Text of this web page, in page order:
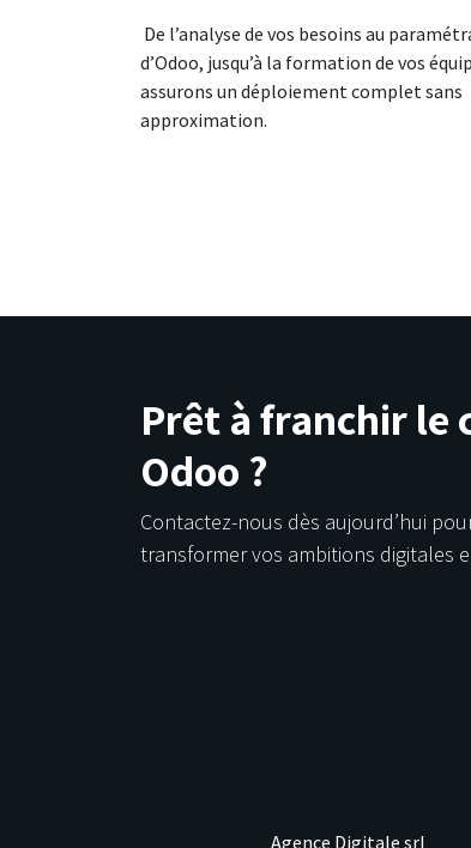
De l’analyse de vos besoins au
d’Odoo, jusqu’à la formation de vos
assurons un déploiement complet sans
approximation.
Prêt à franchir le
Odoo ?
Contactez-nous dès aujourd’hui
transformer vos ambitions digitales
Agence Digitale srl